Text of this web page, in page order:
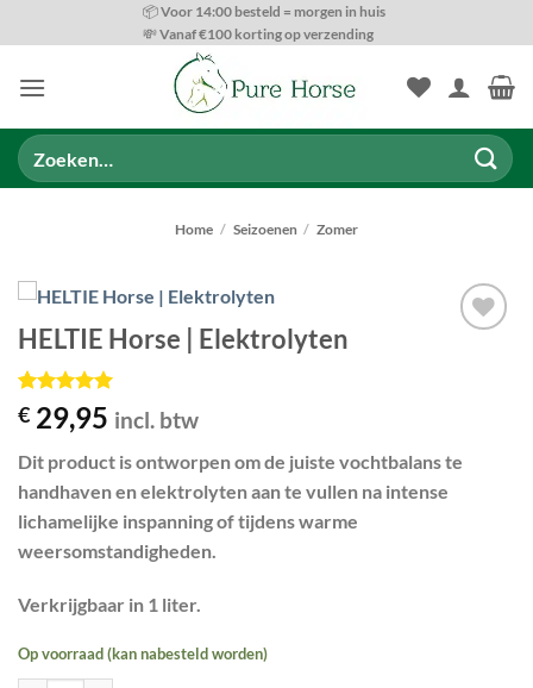
naar
📦 Voor 14:00 besteld = morgen in huis
💸 Vanaf €100 korting op verzending
Zoeken
naar:
Home / Seizoenen / Zomer
HELTIE Horse | Elektrolyten
Gewaardeerd
5op 5
op
1
klant
waardering
€ 29,95 incl. btw
Dit product is ontworpen om de juiste vochtbalans te
handhaven en elektrolyten aan te vullen na intense
lichamelijke inspanning of tijdens warme
weersomstandigheden.
Verkrijgbaar in 1 liter.
Op voorraad (kan nabesteld worden)